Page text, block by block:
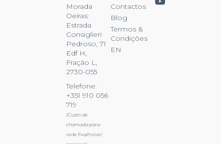
Morada
Oeiras:
Estrada
Consiglieri
Pedroso, 71
Edf H,
Fração L,
2730-055
Telefone:
+351 910 056
719
(Custo de
chamada para
rede fixa/móvel
Contactos
Blog
Termos &
Condições
EN